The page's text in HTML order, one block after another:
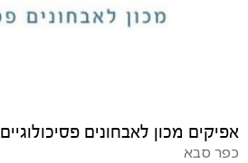
אפיקים מכון לאבחונים פסיכולוגיים
כפר סבא